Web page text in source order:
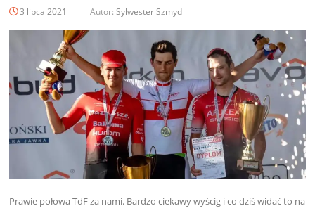
3 lipca 2021 Autor:Sylwester Szmyd
Prawie połowa TdF za nami. Bardzo ciekawy wyścig i co dziś widać to na